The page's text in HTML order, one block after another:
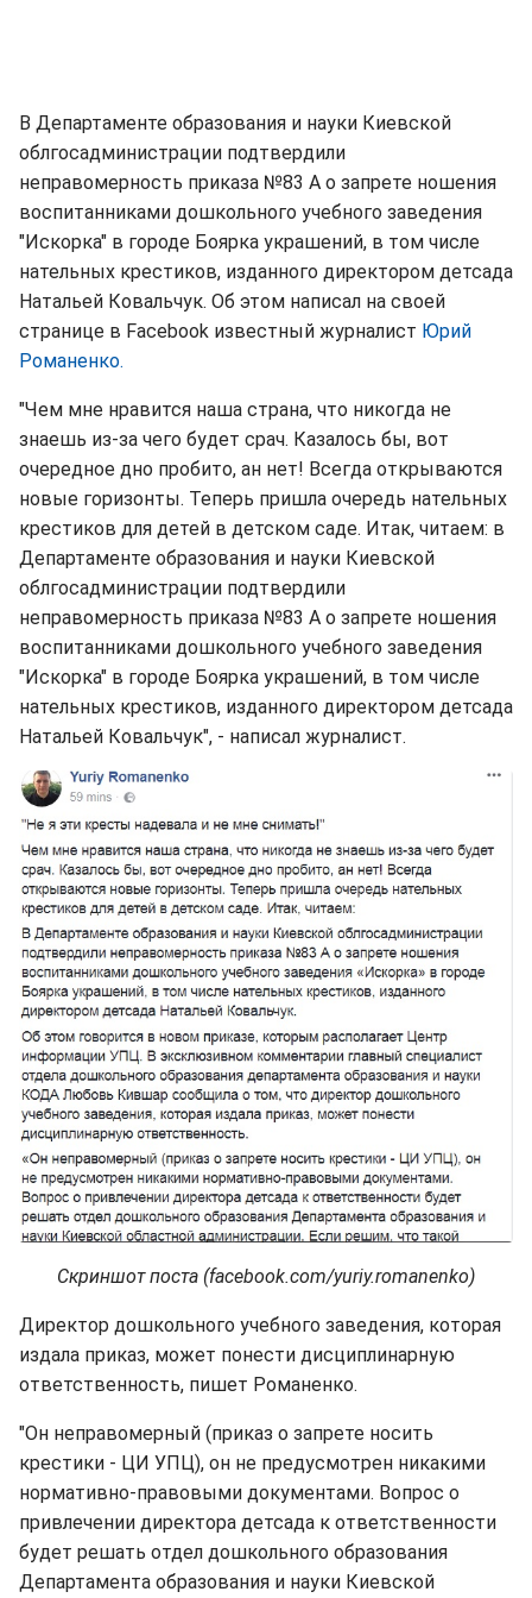
В Департаменте образования и науки Киевской
облгосадминистрации подтвердили
неправомерность приказа №83 А о запрете ношения
воспитанниками дошкольного учебного заведения
"Искорка" в городе Боярка украшений, в том числе
нательных крестиков, изданного директором детсада
Натальей Ковальчук. Об этом написал на своей
странице в Facebook известный журналист Юрий
Романенко.
"Чем мне нравится наша страна, что никогда не
знаешь из-за чего будет срач. Казалось бы, вот
очередное дно пробито, ан нет! Всегда открываются
новые горизонты. Теперь пришла очередь нательных
крестиков для детей в детском саде. Итак, читаем: в
Департаменте образования и науки Киевской
облгосадминистрации подтвердили
неправомерность приказа №83 А о запрете ношения
воспитанниками дошкольного учебного заведения
"Искорка" в городе Боярка украшений, в том числе
нательных крестиков, изданного директором детсада
Натальей Ковальчук", - написал журналист.
Скриншот поста (facebook.com/yuriy.romanenko)
Директор дошкольного учебного заведения, которая
издала приказ, может понести дисциплинарную
ответственность, пишет Романенко.
"Он неправомерный (приказ о запрете носить
крестики - ЦИ УПЦ), он не предусмотрен никакими
нормативно-правовыми документами. Вопрос о
привлечении директора детсада к ответственности
будет решать отдел дошкольного образования
Департамента образования и науки Киевской